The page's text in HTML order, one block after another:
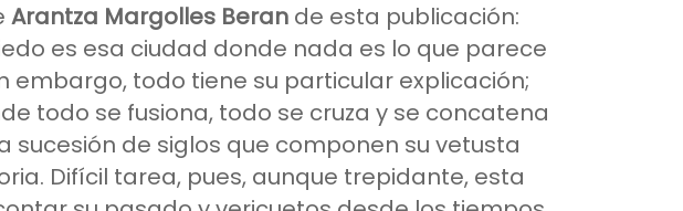
Arantza Margolles Beran de esta publicación:
es esa ciudad donde nada es lo que parece
embargo, todo tiene su particular explicación;
todo se fusiona, todo se cruza y se concatena
sucesión de siglos que componen su vetusta
Difícil tarea, pues, aunque trepidante, esta